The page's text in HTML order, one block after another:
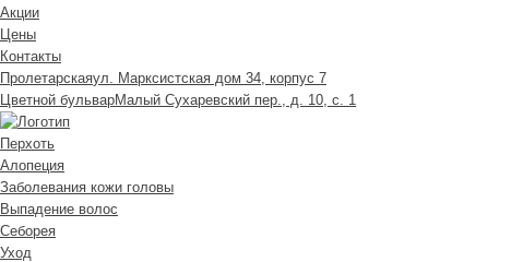
Акции
Цены
Контакты
Пролетарскаяул. Марксистская дом 34, корпус 7
Цветной бульварМалый Сухаревский пер., д. 10, с. 1
Перхоть
Алопеция
Заболевания кожи головы
Выпадение волос
Cеборея
Уход